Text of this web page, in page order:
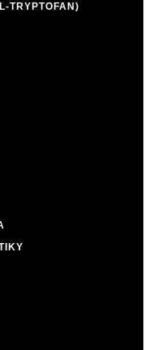
TRYPTOFAN)